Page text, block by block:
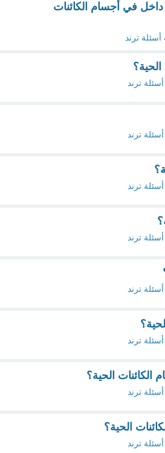
داخل في أجسام الكائنات
أسئلة ترند
أسئلة ترند
أسئلة ترند
أسئلة ترند
أسئلة ترند
أسئلة ترند
أسئلة ترند
الكائنات الحية؟
أسئلة ترند
الحية؟
أسئلة ترند